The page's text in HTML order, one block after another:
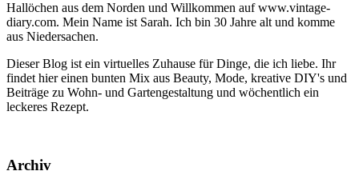
Hallöchen aus dem Norden und Willkommen auf www.vintage-
diary.com. Mein Name ist Sarah. Ich bin 30 Jahre alt und komme
aus Niedersachen.
Dieser Blog ist ein virtuelles Zuhause für Dinge, die ich liebe. Ihr
findet hier einen bunten Mix aus Beauty, Mode, kreative DIY's und
Beiträge zu Wohn- und Gartengestaltung und wöchentlich ein
leckeres Rezept.
Archiv